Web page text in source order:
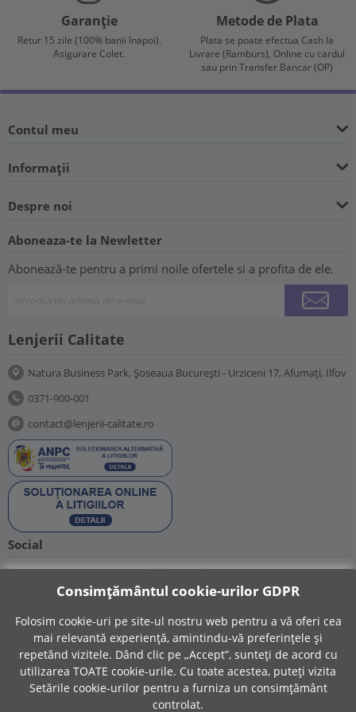
Garanție
Retur 15 zile (100% banii înapoi).
Asigurare Colet.
Metode de Plata
Plata se poate efectua Cash la
Livrare (Ramburs), Online cu cardul
sau prin Transfer Bancar (OP)
Contul meu
Informații
Despre noi
Aboneaza-te la Newletter
Abonează-te pentru a primi noile ofertele si a profita de ele.
Lenjerii Calitate
Natura Business Park, Șoseaua București - Urziceni 17, Afumați, Ilfov
0371-900-001
contact@lenjerii-calitate.ro
Social
Suntem prezenti si pe retelele sociale:
© 2015 - 2026 Lenjerii-Calitate.ro.
Consimțământul cookie-urilor GDPR
Folosim cookie-uri pe site-ul nostru web pentru a vă oferi cea
mai relevantă experiență, amintindu-vă preferințele și
repetând vizitele. Dând clic pe „Accept”, sunteți de acord cu
utilizarea TOATE cookie-urile. Cu toate acestea, puteți vizita
Setările cookie-urilor pentru a furniza un consimțământ
controlat.